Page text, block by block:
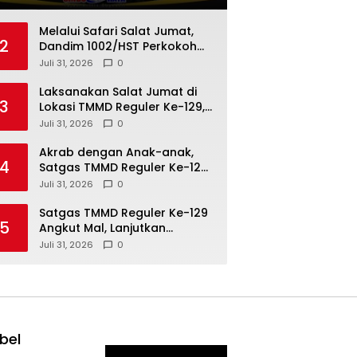
2
Melalui Safari Salat Jumat,
Dandim 1002/HST Perkokoh
Sinergi dengan Masyarakat
Juli 31, 2026 0
3
Laksanakan Salat Jumat di
Lokasi TMMD Reguler Ke-129,
Bukti Kedekatan Satgas
Warga Tempapan Hulu
Juli 31, 2026 0
4
Akrab dengan Anak-anak,
Satgas TMMD Reguler Ke-129
Ciptakan Suasana Penuh
Hulu
Juli 31, 2026 0
5
Satgas TMMD Reguler Ke-129
Angkut Mal, Lanjutkan
Pengerjaan Rabat Beton
Juli 31, 2026 0